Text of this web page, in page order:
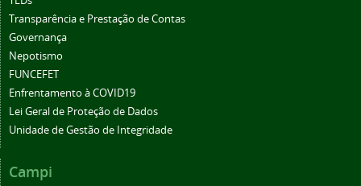
Transparência e Prestação de Contas
Governança
Nepotismo
FUNCEFET
Enfrentamento à COVID19
Lei Geral de Proteção de Dados
Unidade de Gestão de Integridade
Campi